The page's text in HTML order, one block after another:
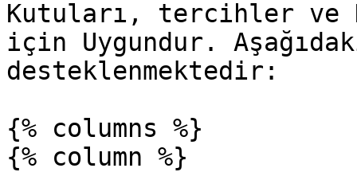
Kutuları, tercihler ve
için Uygundur.
desteklenmektedir:
{% columns %}
{% column %}